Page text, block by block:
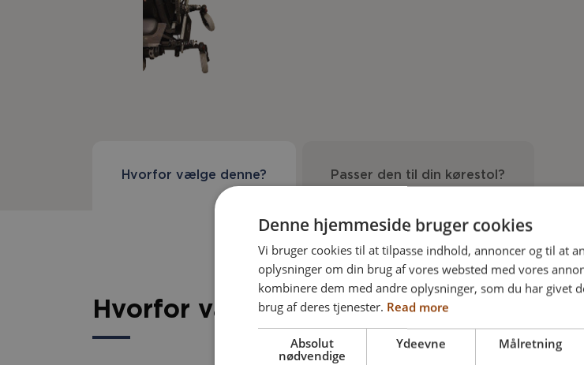
Hvorfor vælge denne? Passer den til din kørestol?
Hvorfor vælge denne?
Denne hjemmeside bruger cookies
Vi bruger cookies til at tilpasse indhold, annoncer og til at
oplysninger om din brug af vores websted med vores
kombinere dem med andre oplysninger, som du har givet
brug af deres tjenester. Read more
Absolut
nødvendige
Ydeevne Målretning